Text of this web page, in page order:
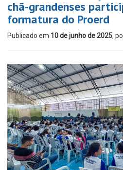
chã-grandenses
formatura do Proerd
Publicado em 10 de junho de 2025,